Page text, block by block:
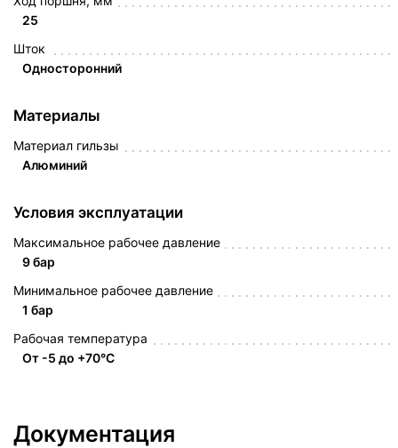
25
Шток
Односторонний
Материалы
Материал гильзы
Алюминий
Условия эксплуатации
Максимальное рабочее давление
9 бар
Минимальное рабочее давление
1 бар
Рабочая температура
От -5 до +70°C
Документация